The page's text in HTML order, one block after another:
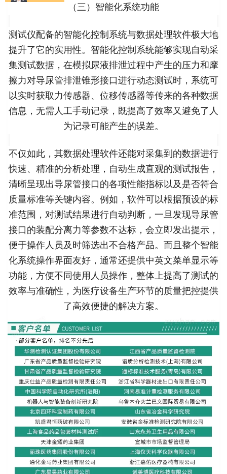
（三）智能化系统功能
测试仪配备的智能化控制系统与数据处理软件极大地
提升了它的实用性。智能化控制系统能够实现自动采
集测试数据，在模拟尿液排泄过程中产生的压力和摩
擦力对导尿管排泄锥形接口进行动态测试时，系统可
以实时获取力传感器、位移传感器等传来的各种数据
信息，无需人工手动记录，既提高了效率又避免了人
为记录可能产生的误差。
不仅如此，其数据处理软件还能对采集到的数据进行
快速、精准的分析处理，自动生成直观的测试报告，
清晰呈现出导尿管接口的各项性能指标以及是否符合
质量标准等关键内容。例如，软件可以根据预设的标
准范围，对测试结果进行自动判断，一旦发现导尿管
接口的装配分离力等参数不达标，会立即发出提示，
便于操作人员及时筛选出不合格产品。而且整个智能
化系统操作界面友好，通常还提供中英文菜单显示等
功能，方便不同使用人员操作，整体上提高了测试的
效率与准确性，为医疗设备生产环节的质量把控提供
了高效便捷的解决方案。